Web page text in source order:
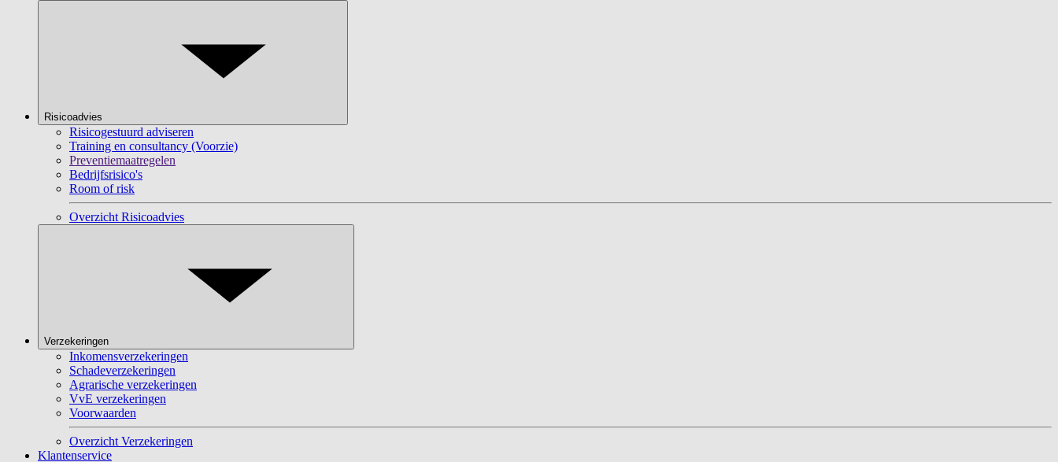
Risicoadvies
Risicogestuurd adviseren
Training en consultancy (Voorzie)
Preventiemaatregelen
Bedrijfsrisico's
Room of risk
Overzicht Risicoadvies
Verzekeringen
Inkomensverzekeringen
Schadeverzekeringen
Agrarische verzekeringen
VvE verzekeringen
Voorwaarden
Overzicht Verzekeringen
Klantenservice